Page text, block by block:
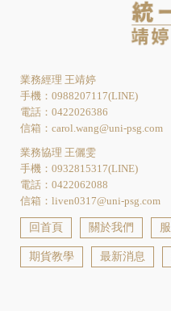
業務經理 王靖婷
手機：0988207117(LINE)
電話：0422026386
信箱：carol.wang@uni-psg.com
業務協理 王儷雯
手機：0932815317(LINE)
電話：0422062088
信箱：liven0317@uni-psg.com
回首頁 關於我們
期貨教學 最新消息